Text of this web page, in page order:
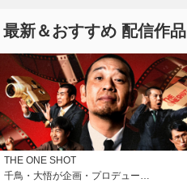
最新＆おすすめ 配信作品
THE ONE SHOT
千鳥・大悟が企画・プロデュー…